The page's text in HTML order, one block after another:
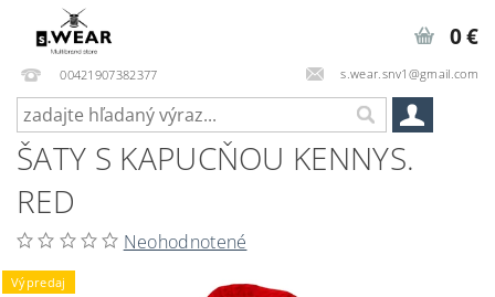
00421907382377 s.wear.snv1@gmail.com
0 €
ŠATY S KAPUCŇOU KENNYS.
RED
Neohodnotené
Výpredaj